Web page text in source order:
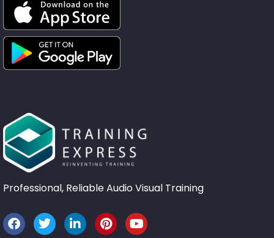
Professional, Reliable Audio Visual Training